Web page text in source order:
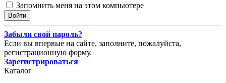
Запомнить меня на этом компьютере
Забыли свой пароль?
Если вы впервые на сайте, заполните, пожалуйста,
регистрационную форму.
Зарегистрироваться
Каталог